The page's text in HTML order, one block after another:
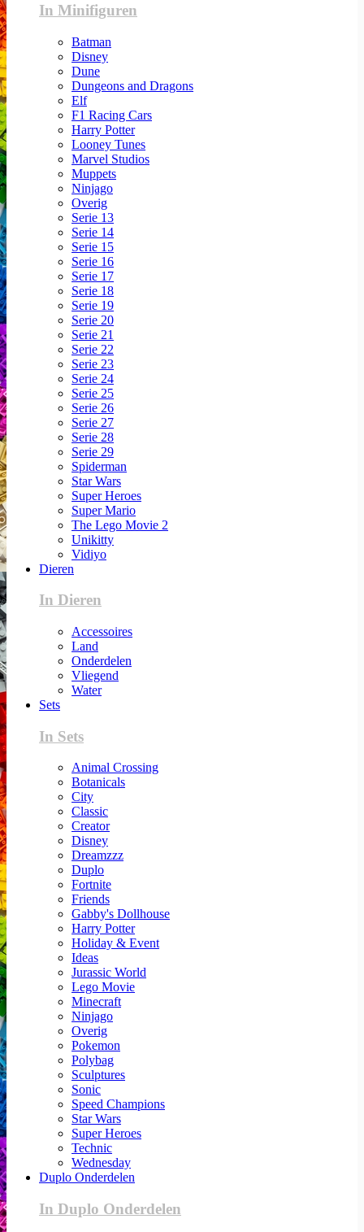
In Minifiguren
Batman
Disney
Dune
Dungeons and Dragons
Elf
F1 Racing Cars
Harry Potter
Looney Tunes
Marvel Studios
Muppets
Ninjago
Overig
Serie 13
Serie 14
Serie 15
Serie 16
Serie 17
Serie 18
Serie 19
Serie 20
Serie 21
Serie 22
Serie 23
Serie 24
Serie 25
Serie 26
Serie 27
Serie 28
Serie 29
Spiderman
Star Wars
Super Heroes
Super Mario
The Lego Movie 2
Unikitty
Vidiyo
Dieren
In Dieren
Accessoires
Land
Onderdelen
Vliegend
Water
Sets
In Sets
Animal Crossing
Botanicals
City
Classic
Creator
Disney
Dreamzzz
Duplo
Fortnite
Friends
Gabby's Dollhouse
Harry Potter
Holiday & Event
Ideas
Jurassic World
Lego Movie
Minecraft
Ninjago
Overig
Pokemon
Polybag
Sculptures
Sonic
Speed Champions
Star Wars
Super Heroes
Technic
Wednesday
Duplo Onderdelen
In Duplo Onderdelen